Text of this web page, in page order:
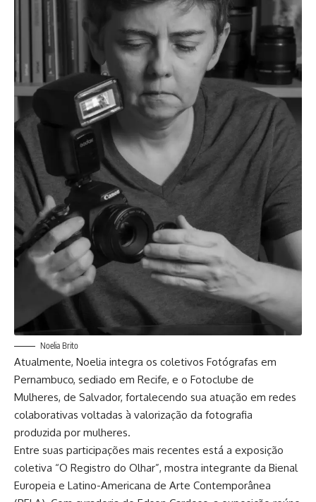
Noelia Brito
Atualmente, Noelia integra os coletivos Fotógrafas em
Pernambuco, sediado em Recife, e o Fotoclube de
Mulheres, de Salvador, fortalecendo sua atuação em redes
colaborativas voltadas à valorização da fotografia
produzida por mulheres.
Entre suas participações mais recentes está a exposição
coletiva “O Registro do Olhar”, mostra integrante da Bienal
Europeia e Latino-Americana de Arte Contemporânea